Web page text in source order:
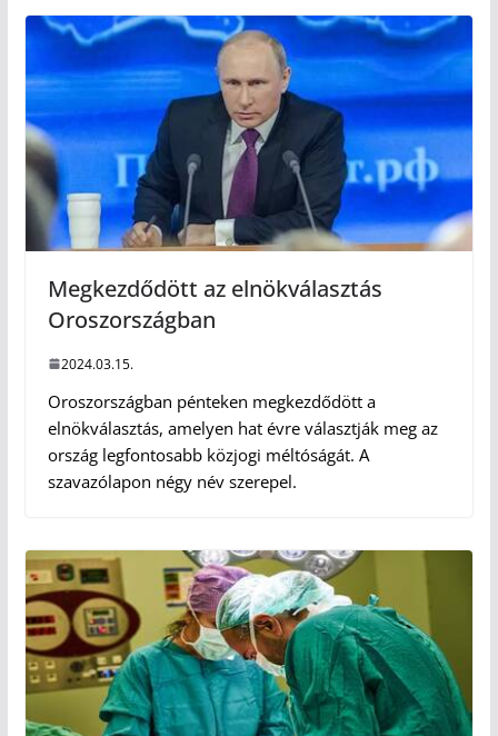
Megkezdődött az elnökválasztás
Oroszországban
2024.03.15.
Oroszországban pénteken megkezdődött a
elnökválasztás, amelyen hat évre választják meg az
ország legfontosabb közjogi méltóságát. A
szavazólapon négy név szerepel.